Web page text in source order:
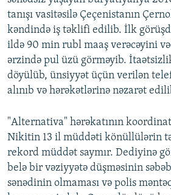
tanışı vasitəsilə Çeçenistanın
kəndində iş təklifi edilib. İlk
ildə 90 min rubl maaş verəcəyini
ərzində pul üzü görməyib.
döyülüb, ünsiyyət üçün verilən
alınıb və hərəkətlərinə nəzarət
"Alternativa" hərəkatının
Nikitin 13 il müddəti könüllülərin
rekord müddət saymır. Dediyinə
belə bir vəziyyətə düşməsinin
sənədinin olmaması və polis